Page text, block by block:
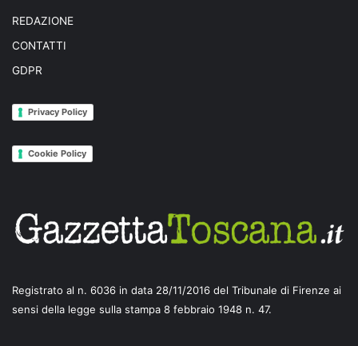
REDAZIONE
CONTATTI
GDPR
Privacy Policy
Cookie Policy
Registrato al n. 6036 in data 28/11/2016 del Tribunale di Firenze ai
sensi della legge sulla stampa 8 febbraio 1948 n. 47.